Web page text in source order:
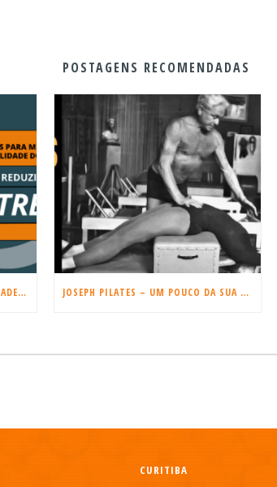
POSTAGENS RECOMENDADAS
PILATES PARA MELHORAR A QUALIDADE DO SONO E REDUZIR O ESTRESSE JOSEPH PILATES – UM POUCO DA SUA HISTÓRIA
CURITIBA